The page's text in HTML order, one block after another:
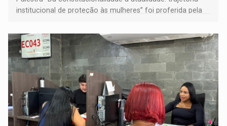
institucional de proteção às mulheres” foi proferida pela
Goiás